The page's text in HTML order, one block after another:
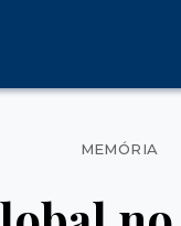
MEMÓRIA